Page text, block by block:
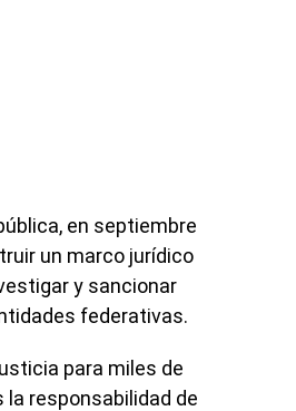
en septiembre
un marco jurídico
y sancionar
federativas.
para miles de
responsabilidad de